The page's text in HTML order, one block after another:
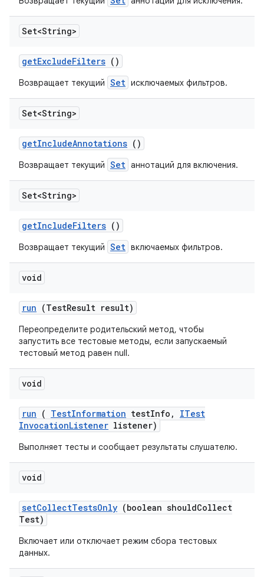
Set<String>
getExcludeFilters ()
Возвращает текущий Set исключаемых фильтров.
Set<String>
getIncludeAnnotations ()
Возвращает текущий Set аннотаций для включения.
Set<String>
getIncludeFilters ()
Возвращает текущий Set включаемых фильтров.
void
run (TestResult result)
Переопределите родительский метод, чтобы
запустить все тестовые методы, если запускаемый
тестовый метод равен null.
void
run ( TestInformation testInfo ,
ITest
InvocationListener listener)
Выполняет тесты и сообщает результаты слушателю.
void
setCollectTestsOnly (boolean shouldCollect
Test)
Включает или отключает режим сбора тестовых
данных.